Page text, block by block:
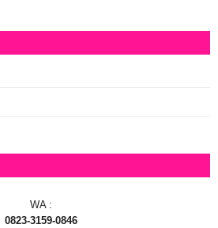
WA :
0823-3159-0846